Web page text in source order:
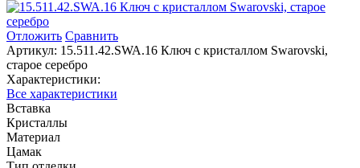
Отложить Сравнить
Артикул: 15.511.42.SWA.16 Ключ с кристаллом Swarovski,
старое серебро
Характеристики:
Все характеристики
Вставка
Кристаллы
Материал
Цамак